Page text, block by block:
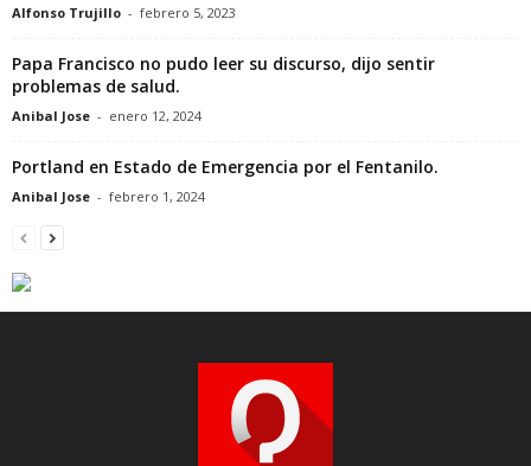
Alfonso Trujillo - febrero 5, 2023
Papa Francisco no pudo leer su discurso, dijo sentir
problemas de salud.
Anibal Jose - enero 12, 2024
Portland en Estado de Emergencia por el Fentanilo.
Anibal Jose - febrero 1, 2024